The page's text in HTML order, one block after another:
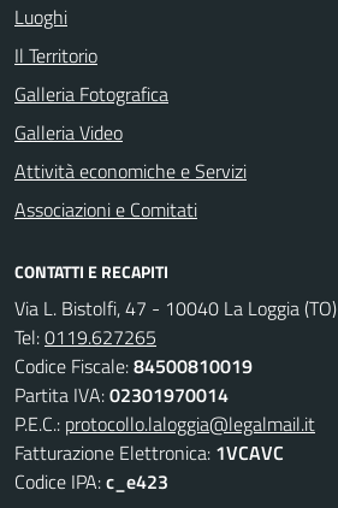
Luoghi
Il Territorio
Galleria Fotografica
Galleria Video
Attività economiche e Servizi
Associazioni e Comitati
CONTATTI E RECAPITI
Via L. Bistolfi, 47 - 10040 La Loggia (TO)
Tel:0119.627265
Codice Fiscale:84500810019
Partita IVA:02301970014
P.E.C.: protocollo.laloggia@legalmail.it
Fatturazione Elettronica: 1VCAVC
Codice IPA:c_e423